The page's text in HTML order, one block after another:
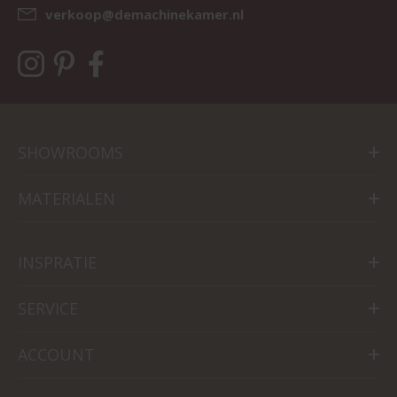
verkoop@demachinekamer.nl